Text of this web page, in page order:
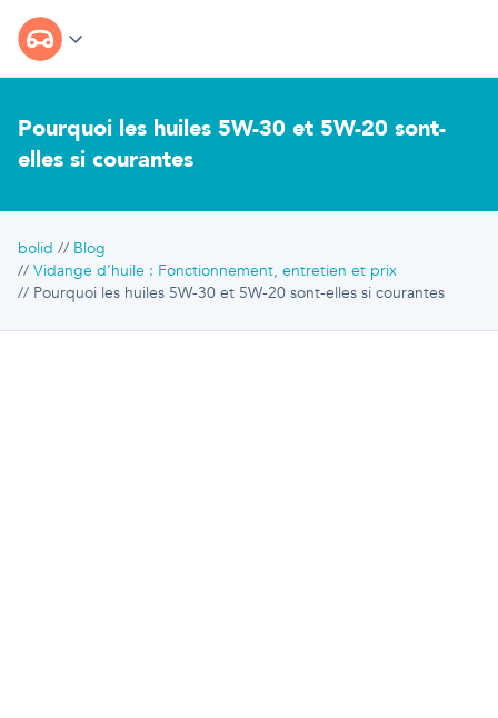
Pourquoi les huiles 5W-30 et 5W-20 sont-
elles si courantes
bolid
Blog
Vidange d’huile : Fonctionnement, entretien et prix
Pourquoi les huiles 5W-30 et 5W-20 sont-elles si courantes